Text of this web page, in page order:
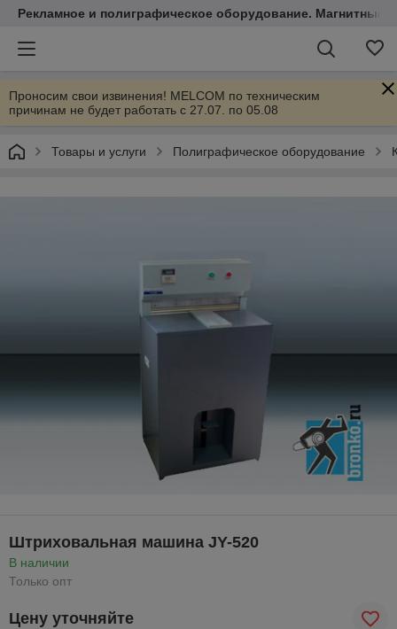
Рекламное и полиграфическое оборудование. Магнитные
Проносим свои извинения! MELCOM по техническим
причинам не будет работать с 27.07. по 05.08
Товары и услуги Полиграфическое оборудование
Штриховальная машина JY-520
В наличии
Только опт
Цену уточняйте